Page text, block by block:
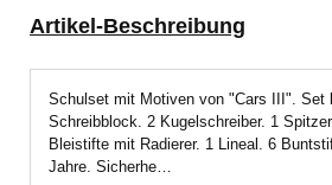
Artikel-Beschreibung
Schulset mit Motiven von "Cars III". Set
Schreibblock. 2 Kugelschreiber. 1
Bleistifte mit Radierer. 1 Lineal. 6
Jahre. Sicherhe…